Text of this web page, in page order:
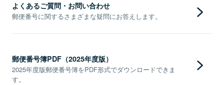
よくあるご質問・お問い合わせ
郵便番号に関するさまざまな疑問にお答えします。
郵便番号簿PDF（2025年度版）
2025年度版郵便番号簿をPDF形式でダウンロードできま
す。